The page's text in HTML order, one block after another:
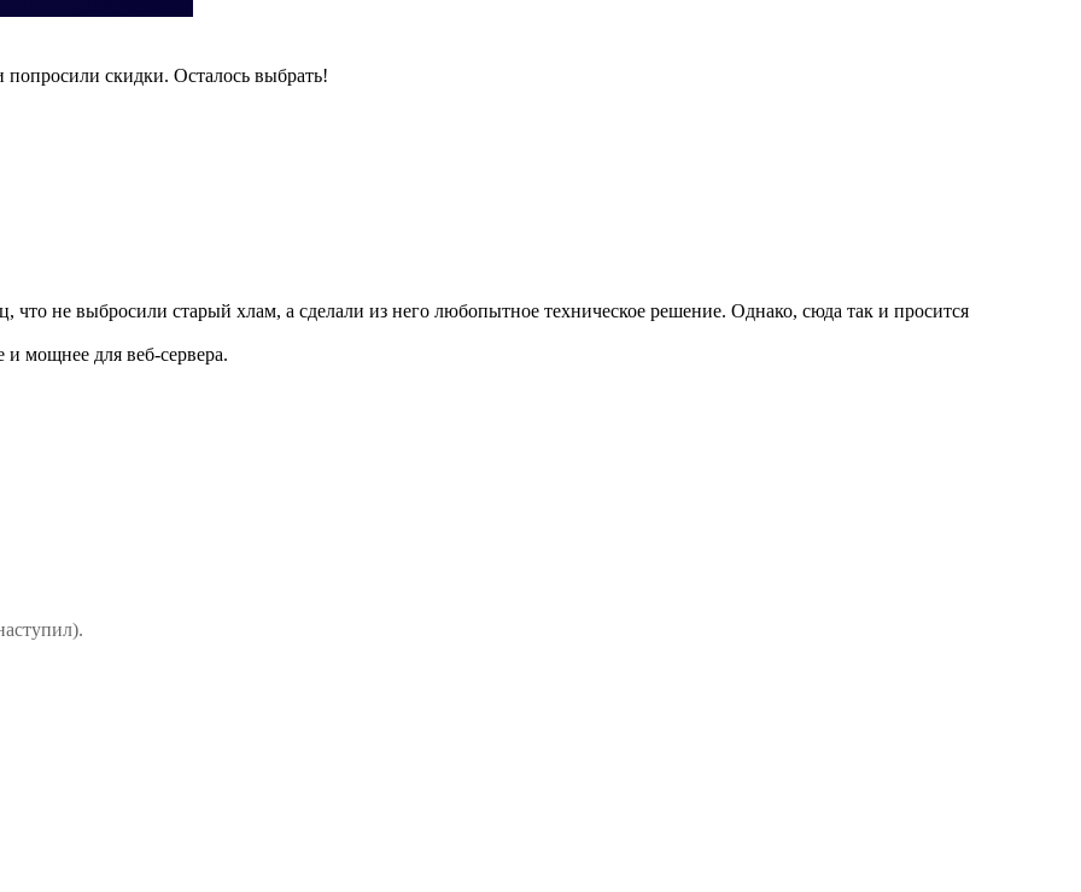
скидки. Осталось выбрать!
не выбросили старый хлам, а сделали из него любопытное техническое решение. Однако, сюда так и просится
и мощнее для веб-сервера.